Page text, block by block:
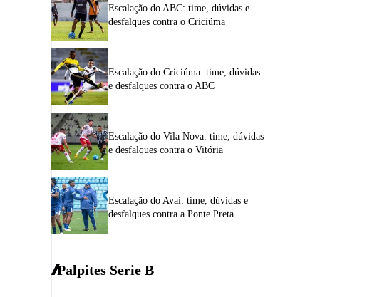
Escalação do ABC: time, dúvidas e
desfalques contra o Criciúma
Escalação do Criciúma: time, dúvidas
e desfalques contra o ABC
Escalação do Vila Nova: time, dúvidas
e desfalques contra o Vitória
Escalação do Avaí: time, dúvidas e
desfalques contra a Ponte Preta
Palpites Serie B